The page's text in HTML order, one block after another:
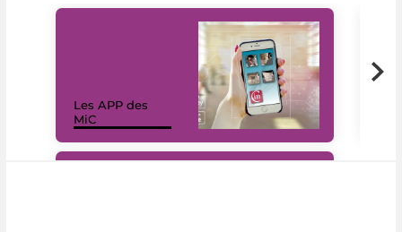
Les APP des
MiC